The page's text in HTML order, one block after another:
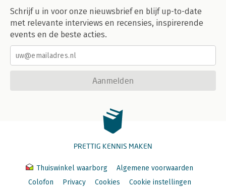
Schrijf u in voor onze nieuwsbrief en blijf up-to-date
met relevante interviews en recensies, inspirerende
events en de beste acties.
Aanmelden
PRETTIG KENNIS MAKEN
Thuiswinkel waarborg
Algemene voorwaarden
Colofon
Privacy Cookies Cookie instellingen